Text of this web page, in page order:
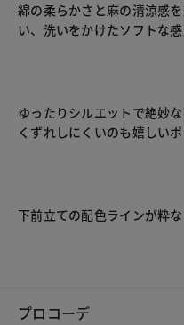
綿の柔らかさと麻の清涼感
い、洗いをかけたソフトな感
ゆったりシルエットで絶妙
くずれしにくいのも嬉しいポ
下前立ての配色ラインが粋な
プロコーデ